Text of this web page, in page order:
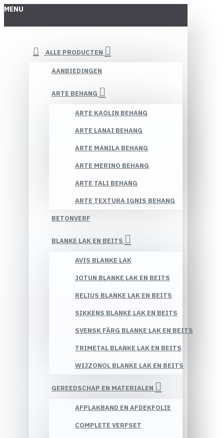
MENU
ALLE PRODUCTEN
AANBIEDINGEN
ARTE BEHANG
ARTE KAOLIN BEHANG
ARTE LANAI BEHANG
ARTE MANILA BEHANG
ARTE MERINO BEHANG
ARTE TALI BEHANG
ARTE TEXTURA IGNIS BEHANG
BETONVERF
BLANKE LAK EN BEITS
AVIS BLANKE LAK
JOTUN BLANKE LAK EN BEITS
RELIUS BLANKE LAK EN BEITS
SIKKENS BLANKE LAK EN BEITS
SVENSK FÄRG BLANKE LAK EN BEITS
TRIMETAL BLANKE LAK EN BEITS
WIJZONOL BLANKE LAK EN BEITS
GEREEDSCHAP EN MATERIALEN
AFPLAKBAND EN AFDEKFOLIE
COMPLETE VERFSET